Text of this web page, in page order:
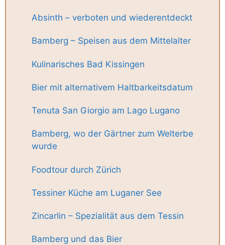
Absinth – verboten und wiederentdeckt
Bamberg – Speisen aus dem Mittelalter
Kulinarisches Bad Kissingen
Bier mit alternativem Haltbarkeitsdatum
Tenuta San Giorgio am Lago Lugano
Bamberg, wo der Gärtner zum Welterbe
wurde
Foodtour durch Zürich
Tessiner Küche am Luganer See
Zincarlin – Spezialität aus dem Tessin
Bamberg und das Bier